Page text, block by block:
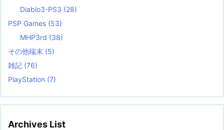
Diablo3-PS3 (28)
PSP Games (53)
MHP3rd (38)
その他端末 (5)
雑記 (76)
PlayStation (7)
Archives List